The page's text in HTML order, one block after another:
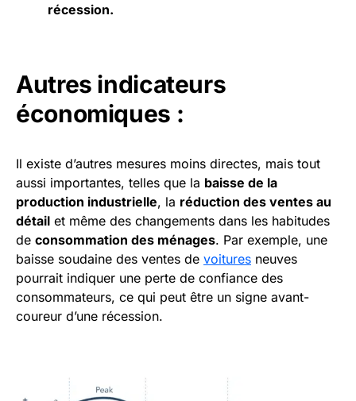
récession.
Autres indicateurs
économiques :
Il existe d’autres mesures moins directes, mais tout
aussi importantes, telles que la baisse de la
production industrielle, la réduction des ventes au
détail et même des changements dans les habitudes
de consommation des ménages. Par exemple, une
baisse soudaine des ventes de voitures neuves
pourrait indiquer une perte de confiance des
consommateurs, ce qui peut être un signe avant-
coureur d’une récession.